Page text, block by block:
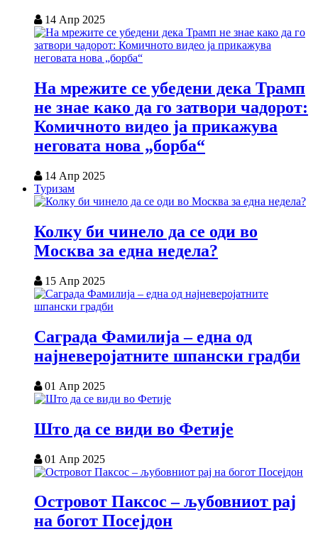
14 Апр 2025
На мрежите се убедени дека Трамп
не знае како да го затвори чадорот:
Комичното видео ја прикажува
неговата нова „борба“
14 Апр 2025
Туризам
Колку би чинело да се оди во
Москва за една недела?
15 Апр 2025
Саграда Фамилија – една од
најневеројатните шпански градби
01 Апр 2025
Што да се види во Фетије
01 Апр 2025
Островот Паксос – љубовниот рај
на богот Посејдон